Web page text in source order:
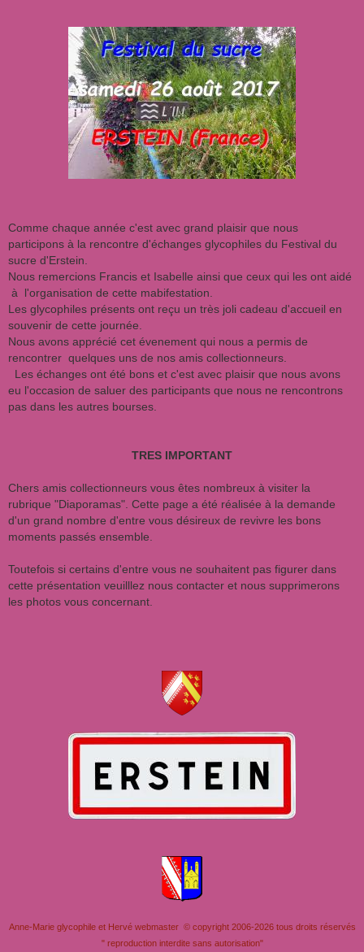
Comme chaque année c'est avec grand plaisir que nous
participons à la rencontre d'échanges glycophiles du Festival du
sucre d'Erstein.
Nous remercions Francis et Isabelle ainsi que ceux qui les ont aidé
à l'organisation de cette mabifestation.
Les glycophiles présents ont reçu un très joli cadeau d'accueil en
souvenir de cette journée.
Nous avons apprécié cet évenement qui nous a permis de
rencontrer quelques uns de nos amis collectionneurs.
Les échanges ont été bons et c'est avec plaisir que nous avons
eu l'occasion de saluer des participants que nous ne rencontrons
pas dans les autres bourses.
TRES IMPORTANT
Chers amis collectionneurs vous êtes nombreux à visiter la
rubrique "Diaporamas". Cette page a été réalisée à la demande
d'un grand nombre d'entre vous désireux de revivre les bons
moments passés ensemble.
Toutefois si certains d'entre vous ne souhaitent pas figurer dans
cette présentation veuilllez nous contacter et nous supprimerons
les photos vous concernant.
Anne-Marie glycophile et Hervé webmaster © copyright 2006-2026 tous droits réservés
" reproduction interdite sans autorisation"